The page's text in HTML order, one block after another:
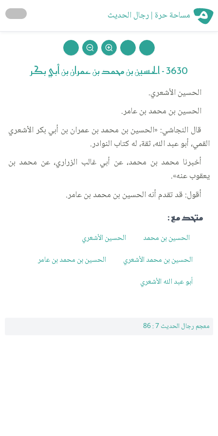
مساحة حرة | رجال الحديث
3630 - الحسين بن محمد بن عمران بن أبي بكر
الحسين الأشعري.
الحسين بن محمد بن عامر.
قال النجاشي: «الحسين بن محمد بن عمران بن أبي بكر الأشعري
القمي، أبو عبد الله، ثقة، له كتاب النوادر.
أخبرنا محمد بن محمد، عن أبي غالب الزراري، عن محمد بن
يعقوب عنه».
أقول: قد تقدم أنه الحسين بن محمد بن عامر.
متحد مع :
الحسين بن محمد
الحسين الأشعري
الحسين بن محمد الأشعري
الحسين بن محمد بن عامر
أبو عبد الله الأشعري
معجم رجال الحديث 7 : 86